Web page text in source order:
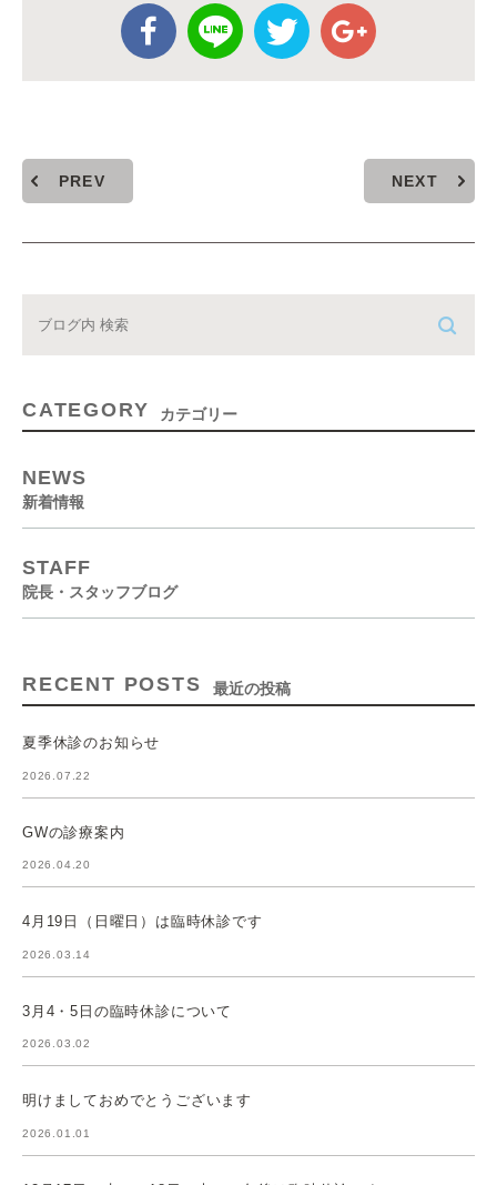
PREV NEXT
CATEGORY カテゴリー
NEWS
新着情報
STAFF
院長・スタッフブログ
RECENT POSTS 最近の投稿
夏季休診のお知らせ
2026.07.22
GWの診療案内
2026.04.20
4月19日（日曜日）は臨時休診です
2026.03.14
3月4・5日の臨時休診について
2026.03.02
明けましておめでとうございます
2026.01.01